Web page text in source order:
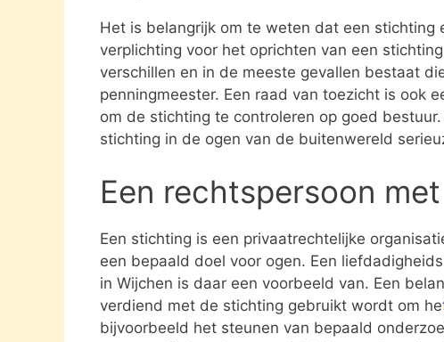
Het is belangrijk om te weten dat een stichting
verplichting voor het oprichten van een
verschillen en in de meeste gevallen bestaat
penningmeester. Een raad van toezicht is ook
om de stichting te controleren op goed
stichting in de ogen van de buitenwereld
Een rechtspersoon
Een stichting is een privaatrechtelijke
een bepaald doel voor ogen. Een
in Wijchen is daar een voorbeeld van. Een
verdiend met de stichting gebruikt wordt om
bijvoorbeeld het steunen van bepaald